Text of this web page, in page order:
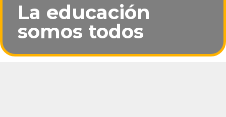
La educación
somos todos